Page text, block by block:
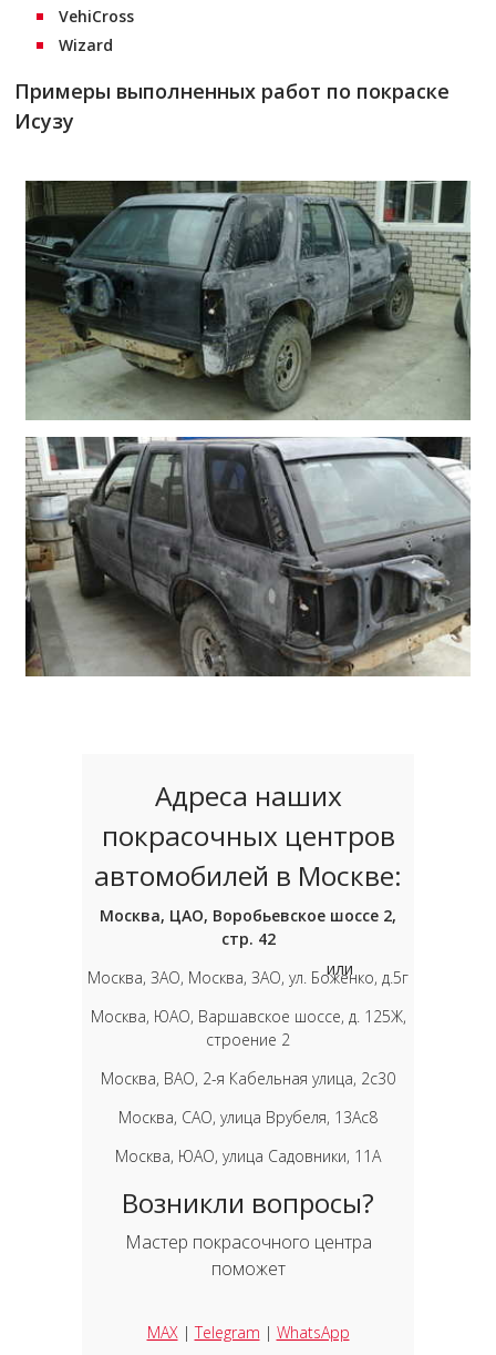
VehiCross
Wizard
Примеры выполненных работ по покраске
Исузу
Адреса наших
покрасочных центров
автомобилей в Москве:
Москва, ЦАО, Воробьевское шоссе 2,
стр. 42
Москва, ЗАО, Москва, ЗАО, ул. Боженко, д.5г
Москва, ЮАО, Варшавское шоссе, д. 125Ж,
строение 2
Москва, ВАО, 2-я Кабельная улица, 2с30
Москва, САО, улица Врубеля, 13Ас8
Москва, ЮАО, улица Садовники, 11А
Возникли вопросы?
Мастер покрасочного центра
поможет
MAX|Telegram | WhatsApp
или